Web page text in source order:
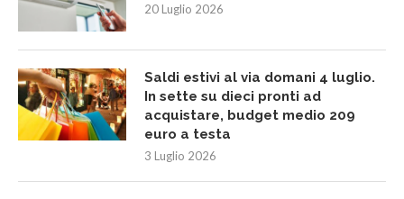
20 Luglio 2026
Saldi estivi al via domani 4 luglio.
In sette su dieci pronti ad
acquistare, budget medio 209
euro a testa
3 Luglio 2026